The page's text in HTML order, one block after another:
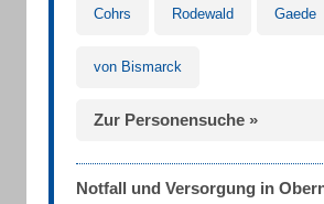
Cohrs Rodewald Gaede
von Bismarck
Zur Personensuche »
Notfall und Versorgung in